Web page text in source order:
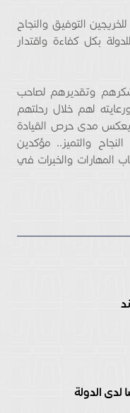
التوفيق والنجاح
بكل كفاءة واقتدار
وتقديرهم لصاحب
لهم خلال رحلتهم
يعكس مدى حرص القيادة
والتميز.. مؤكدين
المهارات والخبرات في
لدى الدولة